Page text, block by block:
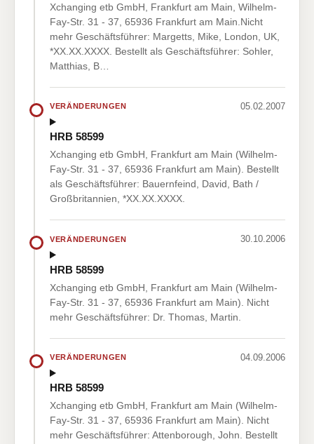
Xchanging etb GmbH, Frankfurt am Main, Wilhelm-
Fay-Str. 31 - 37, 65936 Frankfurt am Main.Nicht
mehr Geschäftsführer: Margetts, Mike, London, UK,
*XX.XX.XXXX. Bestellt als Geschäftsführer: Sohler,
Matthias, B…
VERÄNDERUNGEN 05.02.2007
HRB 58599
Xchanging etb GmbH, Frankfurt am Main (Wilhelm-
Fay-Str. 31 - 37, 65936 Frankfurt am Main). Bestellt
als Geschäftsführer: Bauernfeind, David, Bath /
Großbritannien, *XX.XX.XXXX.
VERÄNDERUNGEN 30.10.2006
HRB 58599
Xchanging etb GmbH, Frankfurt am Main (Wilhelm-
Fay-Str. 31 - 37, 65936 Frankfurt am Main). Nicht
mehr Geschäftsführer: Dr. Thomas, Martin.
VERÄNDERUNGEN 04.09.2006
HRB 58599
Xchanging etb GmbH, Frankfurt am Main (Wilhelm-
Fay-Str. 31 - 37, 65936 Frankfurt am Main). Nicht
mehr Geschäftsführer: Attenborough, John. Bestellt